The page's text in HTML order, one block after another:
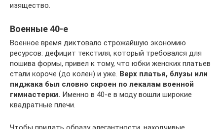
изящество.
Военные 40-е
Военное время диктовало строжайшую экономию
ресурсов: дефицит текстиля, который требовался для
пошива формы, привел к тому, что юбки женских платьев
стали короче (до колен) и уже. Верх платья, блузы или
пиджака был словно скроен по лекалам военной
гимнастерки. Именно в 40-е в моду вошли широкие
квадратные плечи.